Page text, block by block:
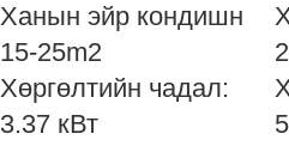
Ханын эйр кондишн
15-25m2
Хөргөлтийн чадал:
3.37 кВт